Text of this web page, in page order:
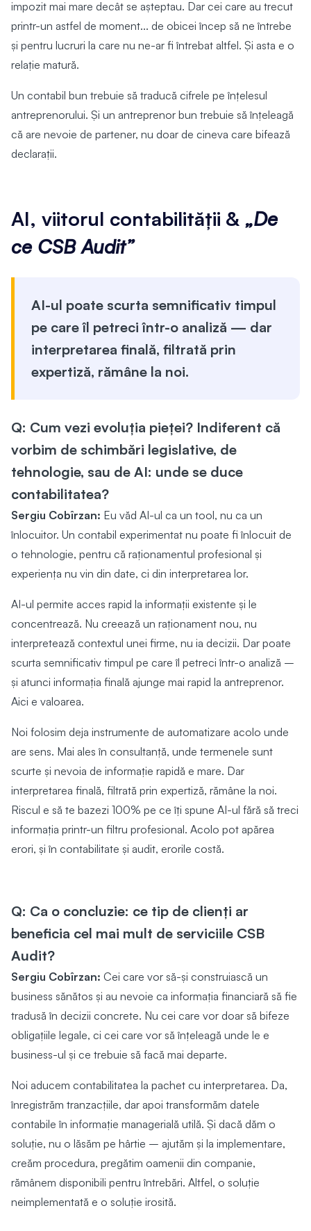
impozit mai mare decât se așteptau. Dar cei care au trecut
printr-un astfel de moment... de obicei încep să ne întrebe
și pentru lucruri la care nu ne-ar fi întrebat altfel. Și asta e o
relație matură.
Un contabil bun trebuie să traducă cifrele pe înțelesul
antreprenorului. Și un antreprenor bun trebuie să înțeleagă
că are nevoie de partener, nu doar de cineva care bifează
declarații.
AI, viitorul contabilității & „De
ce CSB Audit”
AI-ul poate scurta semnificativ timpul
pe care îl petreci într-o analiză — dar
interpretarea finală, filtrată prin
expertiză, rămâne la noi.
Q: Cum vezi evoluția pieței? Indiferent că
vorbim de schimbări legislative, de
tehnologie, sau de AI: unde se duce
contabilitatea?
Sergiu Cobîrzan: Eu văd AI-ul ca un tool, nu ca un
înlocuitor. Un contabil experimentat nu poate fi înlocuit de
o tehnologie, pentru că raționamentul profesional și
experiența nu vin din date, ci din interpretarea lor.
AI-ul permite acces rapid la informații existente și le
concentrează. Nu creează un raționament nou, nu
interpretează contextul unei firme, nu ia decizii. Dar poate
scurta semnificativ timpul pe care îl petreci într-o analiză –
și atunci informația finală ajunge mai rapid la antreprenor.
Aici e valoarea.
Noi folosim deja instrumente de automatizare acolo unde
are sens. Mai ales în consultanță, unde termenele sunt
scurte și nevoia de informație rapidă e mare. Dar
interpretarea finală, filtrată prin expertiză, rămâne la noi.
Riscul e să te bazezi 100% pe ce îți spune AI-ul fără să treci
informația printr-un filtru profesional. Acolo pot apărea
erori, și în contabilitate și audit, erorile costă.
Q: Ca o concluzie: ce tip de clienți ar
beneficia cel mai mult de serviciile CSB
Audit?
Sergiu Cobîrzan: Cei care vor să-și construiască un
business sănătos și au nevoie ca informația financiară să fie
tradusă în decizii concrete. Nu cei care vor doar să bifeze
obligațiile legale, ci cei care vor să înțeleagă unde le e
business-ul și ce trebuie să facă mai departe.
Noi aducem contabilitatea la pachet cu interpretarea. Da,
înregistrăm tranzacțiile, dar apoi transformăm datele
contabile în informație managerială utilă. Și dacă dăm o
soluție, nu o lăsăm pe hârtie – ajutăm și la implementare,
creăm procedura, pregătim oamenii din companie,
rămânem disponibili pentru întrebări. Altfel, o soluție
neimplementată e o soluție irosită.